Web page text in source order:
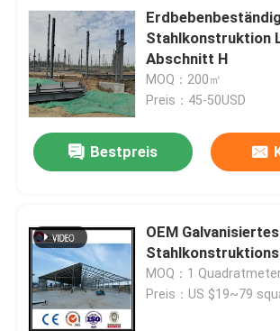
Stahlkonstruktion
Abschnitt H
MOQ：200㎡
Preis：45-50USD
Bestpreis
OEM Galvanisiertes
MOQ：1
Preis：US $19~79